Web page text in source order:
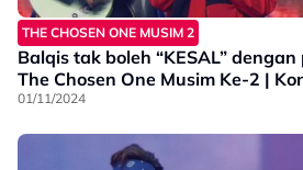
THE CHOSEN ONE MUSIM 2
Balqis tak boleh “KESAL”
The Chosen One Musim Ke-2 |
01/11/2024